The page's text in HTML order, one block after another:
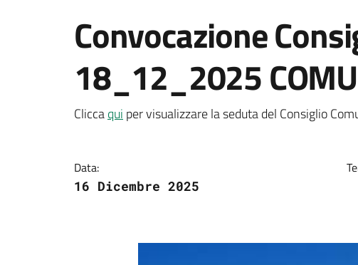
Convocazione
18_12_2025
Dettagli della notizia
Cliccaqui per visualizzare la seduta del Consiglio
Data:
16 Dicembre 2025